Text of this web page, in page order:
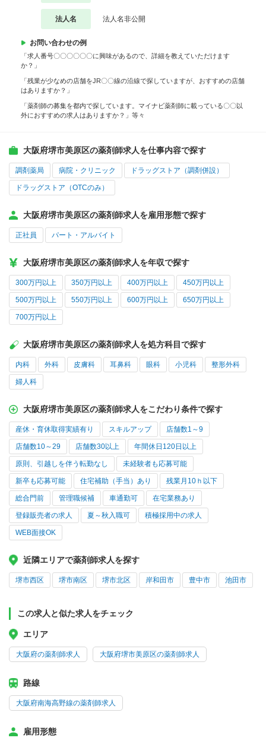
法人名 法人名非公開
お問い合わせの例
「求人番号〇〇〇〇〇〇に興味があるので、詳細を教えていただけます
か？」
「残業が少なめの店舗をJR〇〇線の沿線で探していますが、おすすめの店舗
はありますか？」
「薬剤師の募集を都内で探しています。マイナビ薬剤師に載っている〇〇以
外におすすめの求人はありますか？」等々
大阪府堺市美原区の薬剤師求人を仕事内容で探す
調剤薬局 病院・クリニック ドラッグストア（調剤併設）
ドラッグストア（OTCのみ）
大阪府堺市美原区の薬剤師求人を雇用形態で探す
正社員 パート・アルバイト
大阪府堺市美原区の薬剤師求人を年収で探す
300万円以上 350万円以上 400万円以上 450万円以上
500万円以上 550万円以上 600万円以上 650万円以上
700万円以上
大阪府堺市美原区の薬剤師求人を処方科目で探す
内科 外科 皮膚科 耳鼻科 眼科 小児科 整形外科
婦人科
大阪府堺市美原区の薬剤師求人をこだわり条件で探す
産休・育休取得実績有り スキルアップ 店舗数1～9
店舗数10～29 店舗数30以上 年間休日120日以上
原則、引越しを伴う転勤なし 未経験者も応募可能
新卒も応募可能 住宅補助（手当）あり 残業月10ｈ以下
総合門前 管理職候補 車通勤可 在宅業務あり
登録販売者の求人 夏～秋入職可 積極採用中の求人
WEB面接OK
近隣エリアで薬剤師求人を探す
堺市西区 堺市南区 堺市北区 岸和田市 豊中市 池田市
この求人と似た求人をチェック
エリア
大阪府の薬剤師求人 大阪府堺市美原区の薬剤師求人
路線
大阪府南海高野線の薬剤師求人
雇用形態